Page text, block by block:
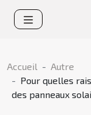
Accueil
Autre
Pour quelles
des panneaux